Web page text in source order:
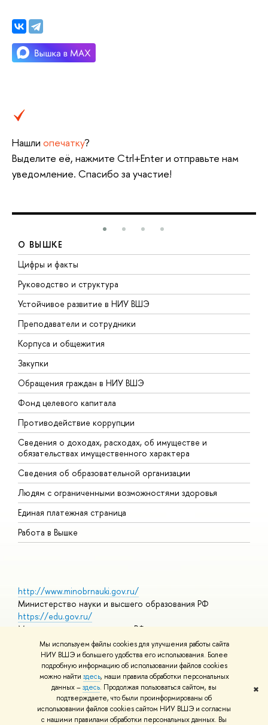
Мы используем файлы cookies для улучшения работы сайта
НИУ ВШЭ и большего удобства его использования. Более
подробную информацию об использовании файлов cookies
можно найти здесь, наши правила обработки персональных
данных –здесь. Продолжая пользоваться сайтом, вы
подтверждаете, что были проинформированы об
использовании файлов cookies сайтом НИУ ВШЭ и согласны
с нашими правилами обработки персональных данных. Вы
✖
Нашли опечатку?
Выделите её, нажмите Ctrl+Enter и отправьте нам
уведомление. Спасибо за участие!
О ВЫШКЕ
Цифры и факты
Руководство и структура
Устойчивое развитие в НИУ ВШЭ
Преподаватели и сотрудники
Корпуса и общежития
Закупки
Обращения граждан в НИУ ВШЭ
Фонд целевого капитала
Противодействие коррупции
Сведения о доходах, расходах, об имуществе и
обязательствах имущественного характера
Сведения об образовательной организации
Людям с ограниченными возможностями здоровья
Единая платежная страница
Работа в Вышке
http://www.minobrnauki.gov.ru/
Министерство науки и высшего образования РФ
https://edu.gov.ru/
Министерство просвещения РФ
https://elearning.hse.ru/mooc
Массовые открытые онлайн-курсы
© НИУ ВШЭ 1993–2026 Адреса и контактыУсловия
использования материалов Политика конфиденциальности